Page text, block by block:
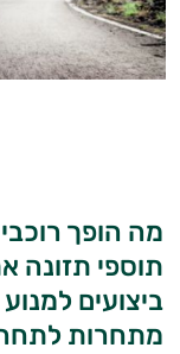
מה הופך
תוספי תזונה
ביצועים
מתחרות